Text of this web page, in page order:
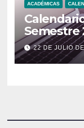
ACADÉMICAS
Semestre
22 DE JULIO